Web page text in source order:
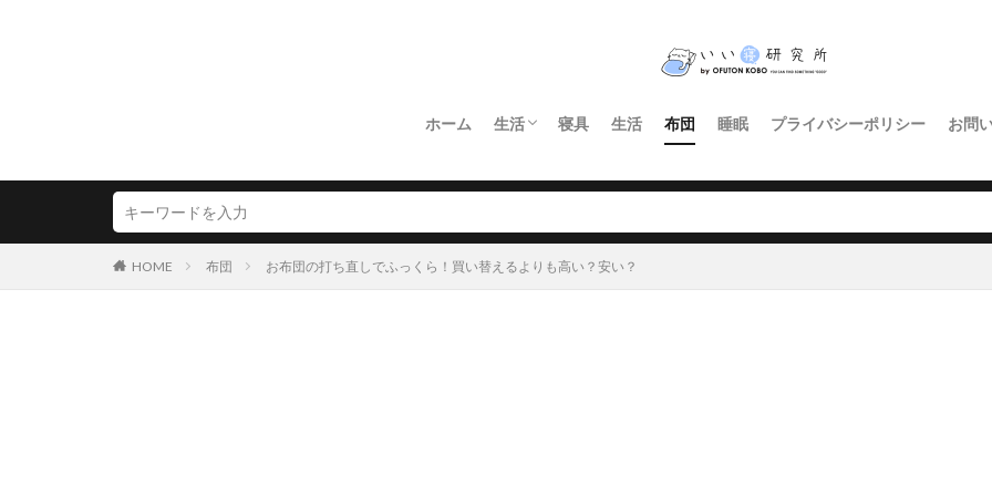
ホーム 生活 寝具 生活 布団 睡眠 プライバシーポリシー お問
HOME 布団 お布団の打ち直しでふっくら！買い替えるよりも高い？安い？